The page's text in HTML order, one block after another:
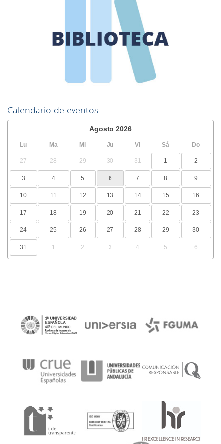
Calendario de eventos
Agosto 2026
Lu Ma Mi Ju Vi Sá Do
27 28 29 30 31 1 2
3 4 5 6 7 8 9
10 11 12 13 14 15 16
17 18 19 20 21 22 23
24 25 26 27 28 29 30
31 1 2 3 4 5 6